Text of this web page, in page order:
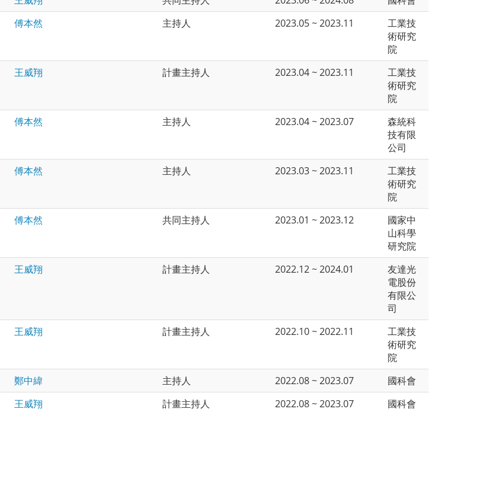
傅本然 主持人 2023.05 ~ 2023.11
工業技
術研究
院
王威翔 計畫主持人 2023.04 ~ 2023.11
工業技
術研究
院
傅本然 主持人 2023.04 ~ 2023.07
森統科
技有限
公司
傅本然 主持人 2023.03 ~ 2023.11
工業技
術研究
院
傅本然 共同主持人 2023.01 ~ 2023.12
國家中
山科學
研究院
王威翔 計畫主持人 2022.12 ~ 2024.01
友達光
電股份
有限公
司
王威翔 計畫主持人 2022.10 ~ 2022.11
工業技
術研究
院
鄭中緯 主持人 2022.08 ~ 2023.07
國科會
王威翔 計畫主持人 2022.08 ~ 2023.07 國科會